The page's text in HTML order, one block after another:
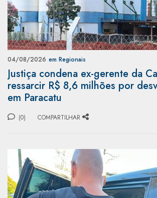
04/08/2026 em Regionais
Justiça condena ex-gerente da
ressarcir R$ 8,6 milhões por
em Paracatu
(0) COMPARTILHAR